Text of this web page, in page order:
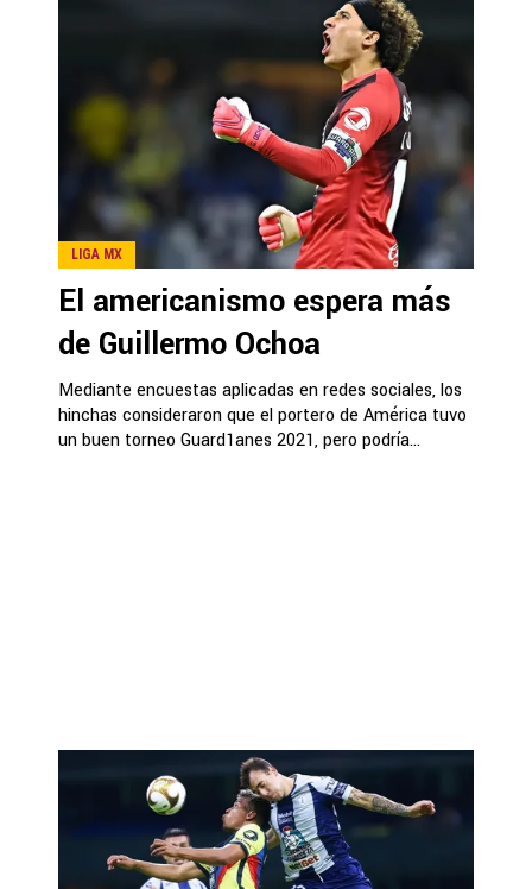
LIGA MX
El americanismo espera más
de Guillermo Ochoa
Mediante encuestas aplicadas en redes sociales, los
hinchas consideraron que el portero de América tuvo
un buen torneo Guard1anes 2021, pero podría...